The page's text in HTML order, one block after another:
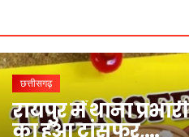
छत्तीसगढ़
रायपुर में थाना प्रभारी
का हुआ ट्रांसफर,